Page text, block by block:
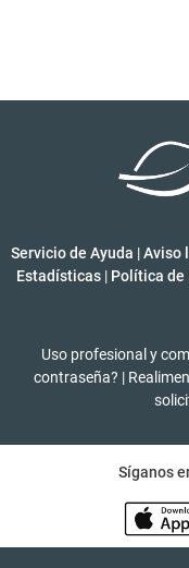
Servicio de Ayuda |Aviso
Estadísticas | Política de
Uso profesional y
contraseña? |
Síganos